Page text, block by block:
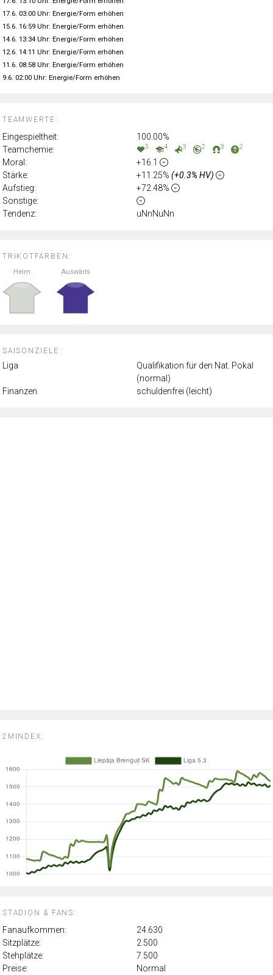
TRIKOTFARBEN:
Heim Auswärts
SAISONZIELE:
Liga
Qualifikation für den Nat. Pokal
(normal)
Finanzen
schuldenfrei (leicht)
2MINDEX:
TEAMWERTE:
Eingespieltheit:
100.00%
Teamchemie:
3 4 3 2 3 2
Moral:
+16.1
Stärke:
+11.25% (+0.3% HV)
Aufstieg:
+72.48%
Sonstige:
Tendenz:
uNnNuNn
17.6. 03:00 Uhr: Energie/Form erhöhen
15.6. 16:59 Uhr: Energie/Form erhöhen
14.6. 13:34 Uhr: Energie/Form erhöhen
12.6. 14:11 Uhr: Energie/Form erhöhen
11.6. 08:58 Uhr: Energie/Form erhöhen
9.6. 02:00 Uhr: Energie/Form erhöhen
STADION & FANS:
Fanaufkommen:
24.630
Sitzplätze:
2.500
Stehplätze:
7.500
Preise:
Normal